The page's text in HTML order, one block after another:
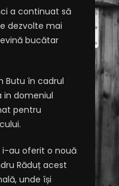
a continuat să
dezvolte mai
bucătar
Butu în cadrul
in domeniul
pentru
i-au oferit o nouă
Răduț acest
unde își